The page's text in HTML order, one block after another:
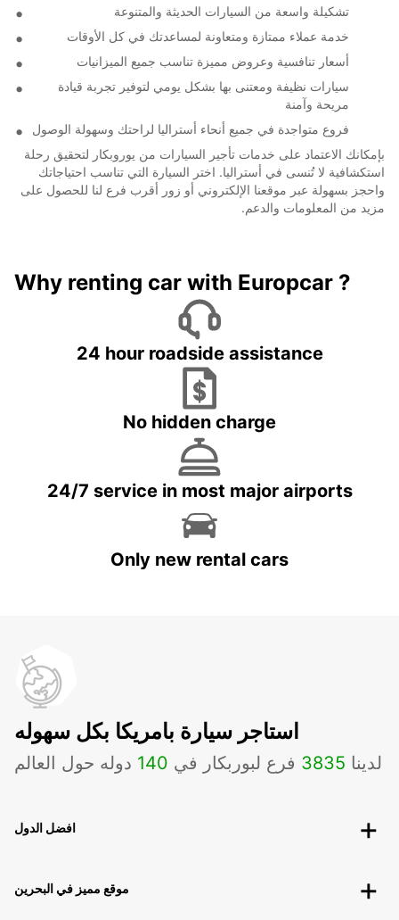
تشكيلة واسعة من السيارات الحديثة والمتنوعة
خدمة عملاء ممتازة ومتعاونة لمساعدتك في كل الأوقات
أسعار تنافسية وعروض مميزة تناسب جميع الميزانيات
سيارات نظيفة ومعتنى بها بشكل يومي لتوفير تجربة قيادة
مريحة وآمنة
فروع متواجدة في جميع أنحاء أستراليا لراحتك وسهولة الوصول
بإمكانك الاعتماد على خدمات تأجير السيارات من يوروبكار لتحقيق رحلة
استكشافية لا تُنسى في أستراليا. اختر السيارة التي تناسب احتياجاتك
واحجز بسهولة عبر موقعنا الإلكتروني أو زور أقرب فرع لنا للحصول على
مزيد من المعلومات والدعم.
Why renting car with Europcar ?
24 hour roadside assistance
No hidden charge
24/7 service in most major airports
Only new rental cars
استاجر سيارة بامريكا بكل سهوله
لدينا 3835 فرع لبوربكار في 140 دوله حول العالم
افضل الدول
موقع مميز في البحرين